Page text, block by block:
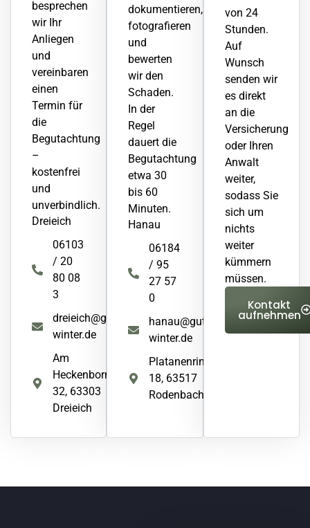
besprechen
wir Ihr
Anliegen
und
vereinbaren
einen
Termin für
die
Begutachtung
–
kostenfrei
und
unverbindlich.
Dreieich
06103
/ 20
80 08
3
dreieich@gutachter-
winter.de
Am
Heckenborn
32, 63303
Dreieich
dokumentieren,
fotografieren
und
bewerten
wir den
Schaden.
In der
Regel
dauert die
Begutachtung
etwa 30
bis 60
Minuten.
Hanau
06184
/ 95
27 57
0
hanau@gutachter-
winter.de
Platanenring
18, 63517
Rodenbach
von 24
Stunden.
Auf
Wunsch
senden wir
es direkt
an die
Versicherung
oder Ihren
Anwalt
weiter,
sodass Sie
sich um
nichts
weiter
kümmern
müssen.
Kontakt
aufnehmen